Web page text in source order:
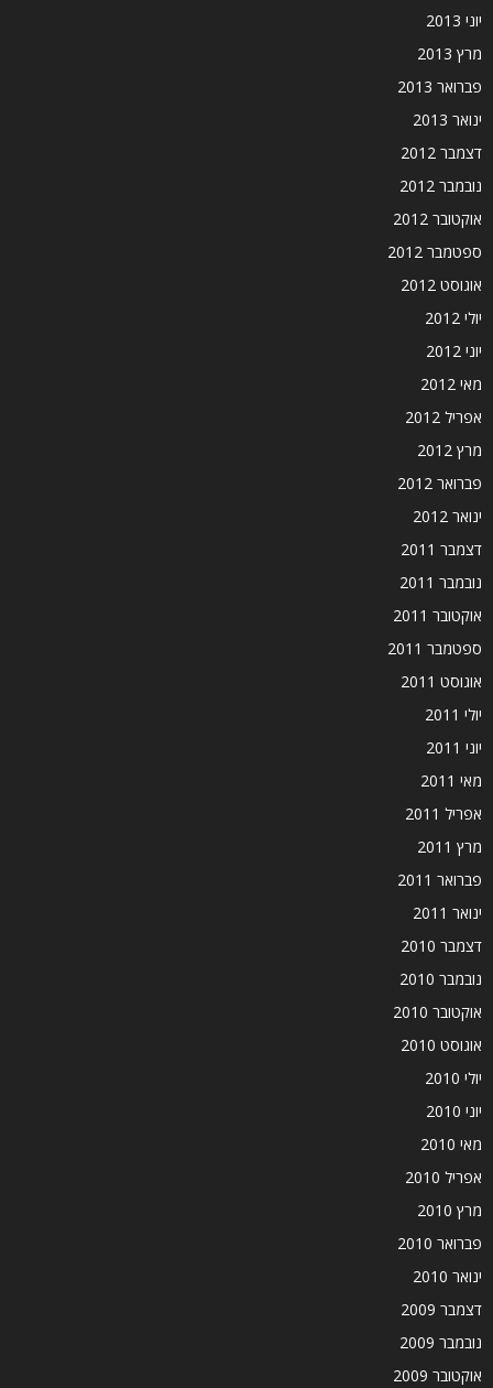
יוני 2013
מרץ 2013
פברואר 2013
ינואר 2013
דצמבר 2012
נובמבר 2012
אוקטובר 2012
ספטמבר 2012
אוגוסט 2012
יולי 2012
יוני 2012
מאי 2012
אפריל 2012
מרץ 2012
פברואר 2012
ינואר 2012
דצמבר 2011
נובמבר 2011
אוקטובר 2011
ספטמבר 2011
אוגוסט 2011
יולי 2011
יוני 2011
מאי 2011
אפריל 2011
מרץ 2011
פברואר 2011
ינואר 2011
דצמבר 2010
נובמבר 2010
אוקטובר 2010
אוגוסט 2010
יולי 2010
יוני 2010
מאי 2010
אפריל 2010
מרץ 2010
פברואר 2010
ינואר 2010
דצמבר 2009
נובמבר 2009
אוקטובר 2009